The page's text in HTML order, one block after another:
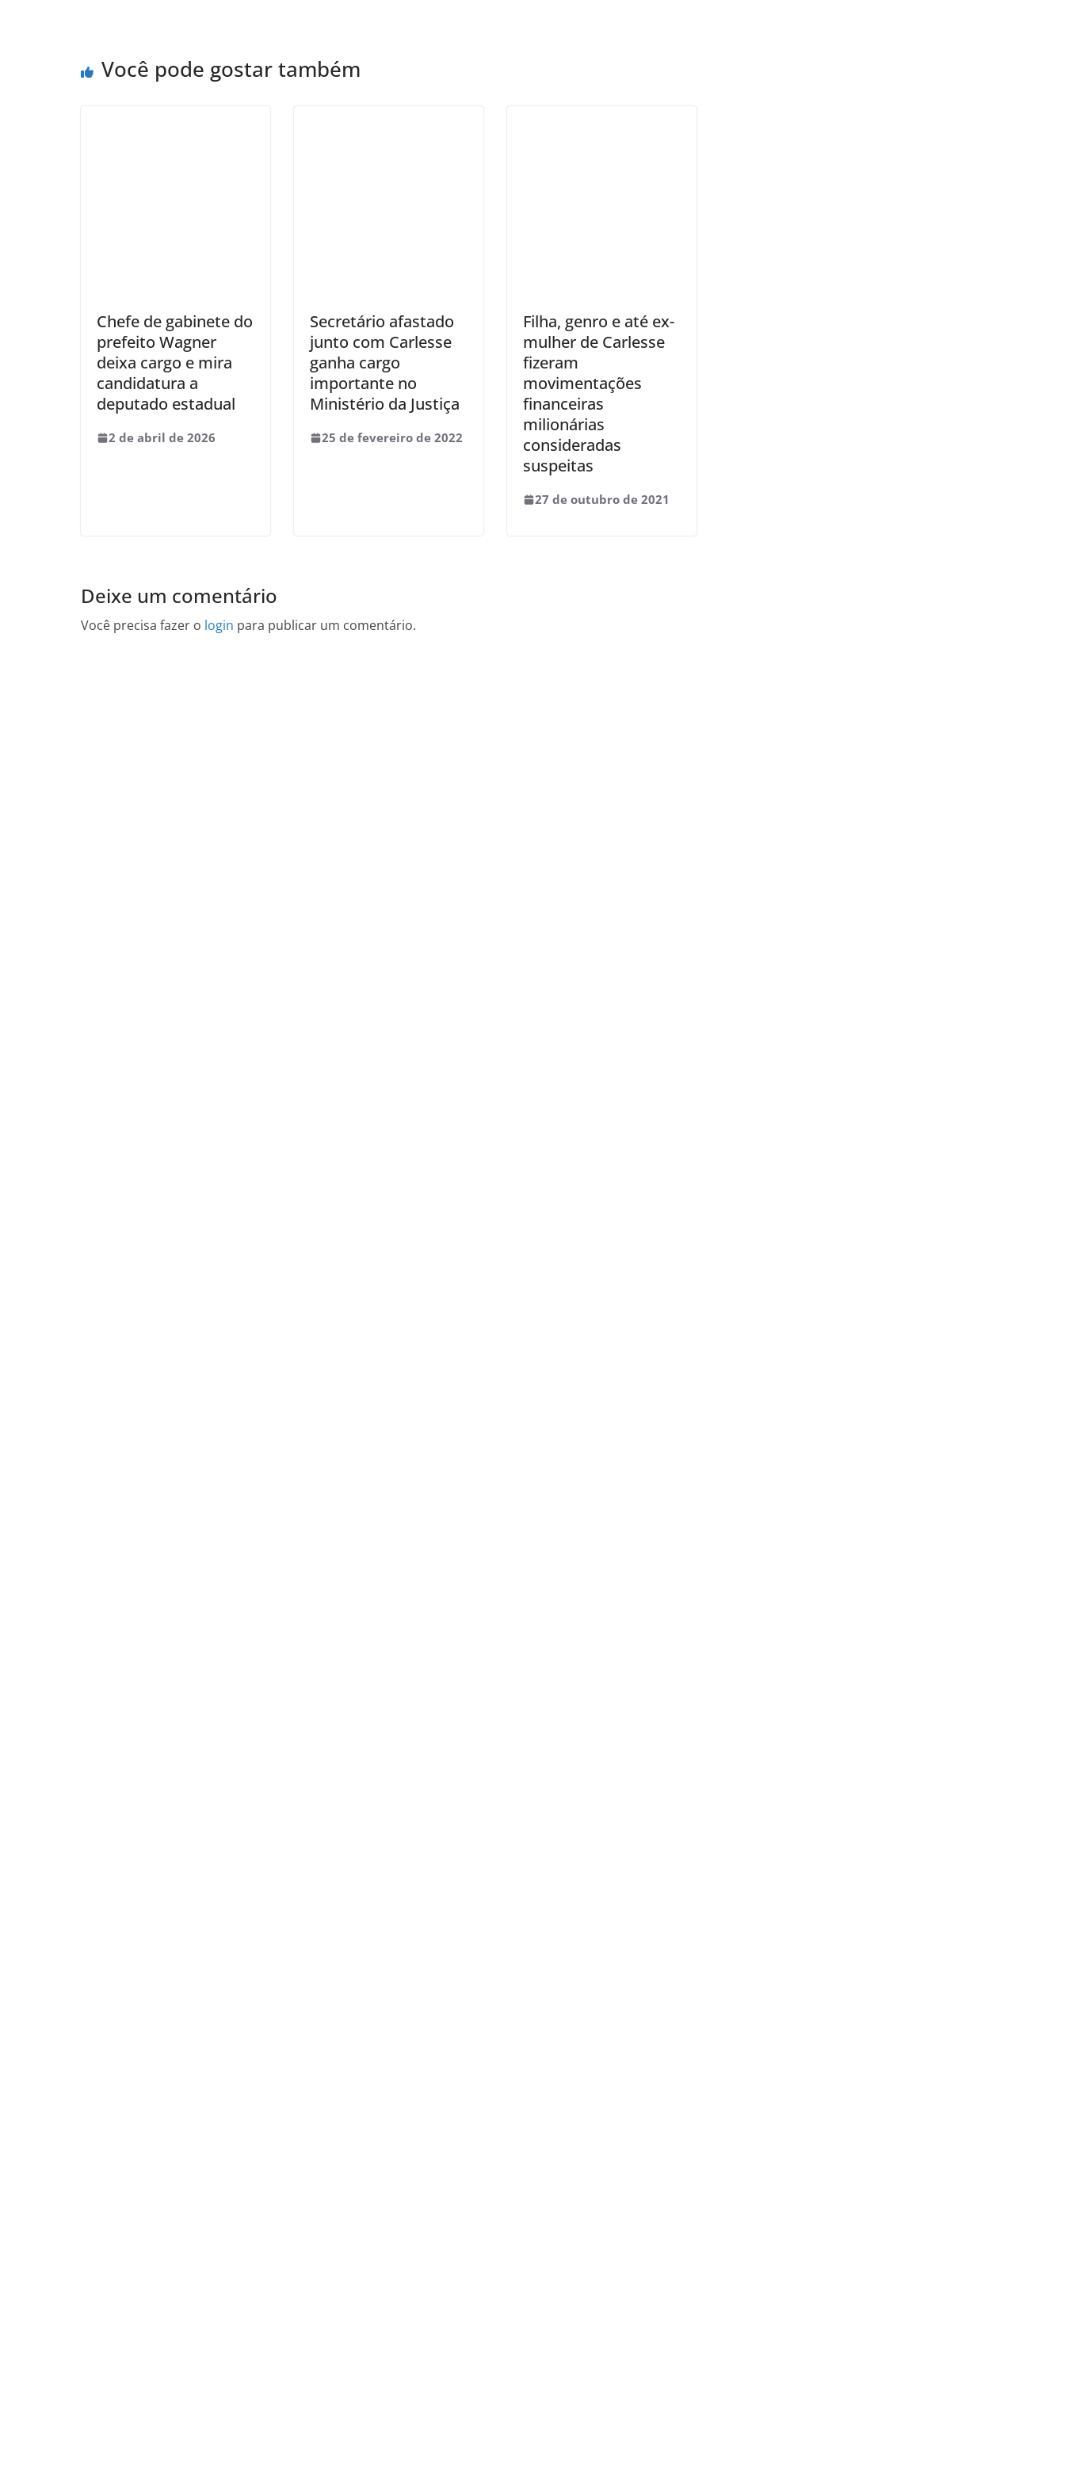
Você pode gostar também
Chefe de gabinete do
prefeito Wagner
deixa cargo e mira
candidatura a
deputado estadual
2 de abril de 2026
Secretário afastado
junto com Carlesse
ganha cargo
importante no
Ministério da Justiça
25 de fevereiro de 2022
Filha, genro e até ex-
mulher de Carlesse
fizeram
movimentações
financeiras
milionárias
consideradas
suspeitas
27 de outubro de 2021
Deixe um comentário
Você precisa fazer o login para publicar um comentário.